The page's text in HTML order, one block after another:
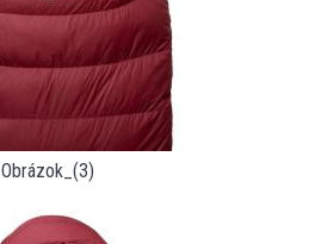
Obrázok_(3)